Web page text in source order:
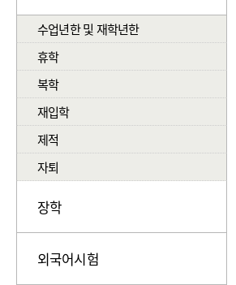
수업년한 및 재학년한
휴학
복학
재입학
제적
자퇴
장학
외국어시험